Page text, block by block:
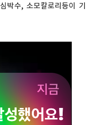
박수, 소모칼로리등이 기